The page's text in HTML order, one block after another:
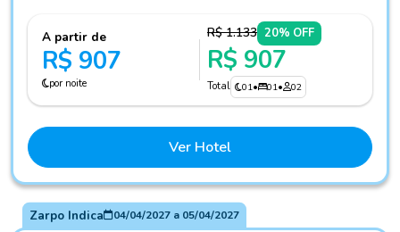
A partir de
R$ 907
por noite
R$ 1.133 20% OFF
R$ 907
Total 01• 01• 02
Ver Hotel
Zarpo Indica 04/04/2027a 05/04/2027